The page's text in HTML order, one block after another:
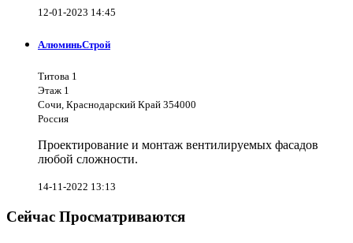
12-01-2023 14:45
АлюминьСтрой
Титова 1
Этаж 1
Сочи, Краснодарский Край 354000
Россия
Проектирование и монтаж вентилируемых фасадов
любой сложности.
14-11-2022 13:13
Сейчас Просматриваются